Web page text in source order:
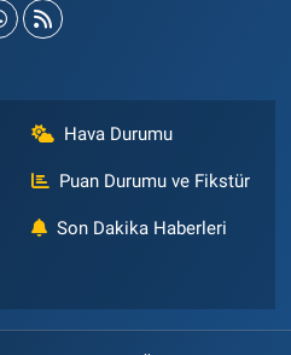
Hava Durumu
Puan Durumu ve Fikstür
Son Dakika Haberleri